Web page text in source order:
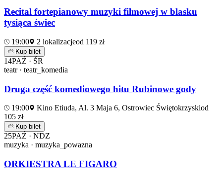
Recital fortepianowy muzyki filmowej w blasku
tysiąca świec
19:00 2 lokalizacjeod 119 zł
Kup bilet
14PAŹ · ŚR
teatr · teatr_komedia
Druga część komediowego hitu Rubinowe gody
19:00 Kino Etiuda, Al. 3 Maja 6, Ostrowiec Świętokrzyskiod
105 zł
Kup bilet
25PAŹ · NDZ
muzyka · muzyka_powazna
ORKIESTRA LE FIGARO